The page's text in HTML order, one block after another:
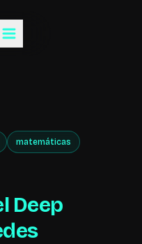
matemáticas
Deep